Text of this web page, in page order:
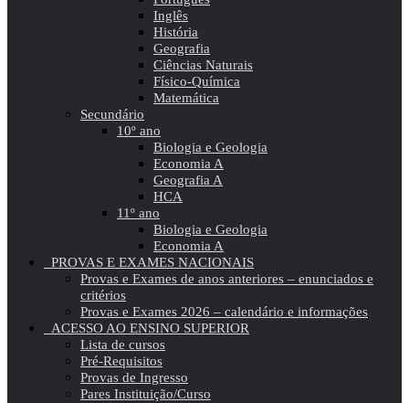
Inglês
História
Geografia
Ciências Naturais
Físico-Química
Matemática
Secundário
10º ano
Biologia e Geologia
Economia A
Geografia A
HCA
11º ano
Biologia e Geologia
Economia A
PROVAS E EXAMES NACIONAIS
Provas e Exames de anos anteriores – enunciados e
critérios
Provas e Exames 2026 – calendário e informações
ACESSO AO ENSINO SUPERIOR
Lista de cursos
Pré-Requisitos
Provas de Ingresso
Pares Instituição/Curso